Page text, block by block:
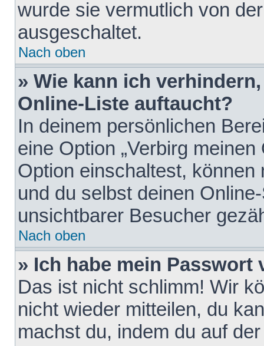
wurde sie vermutlich von
ausgeschaltet.
Nach oben
» Wie kann ich
Online-Liste auftaucht?
In deinem persönlichen
eine Option „Verbirg
Option einschaltest,
und du selbst deinen
unsichtbarer Besucher
Nach oben
» Ich habe mein Passwort
Das ist nicht schlimm! Wir
nicht wieder mitteilen, du
machst du, indem du auf